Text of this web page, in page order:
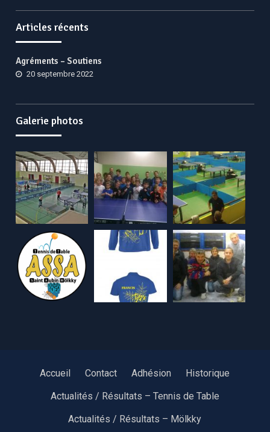
Articles récents
Agréments – Soutiens
20 septembre 2022
Galerie photos
Accueil Contact Adhésion
Historique
Actualités / Résultats – Tennis de Table
Actualités / Résultats – Mölkky